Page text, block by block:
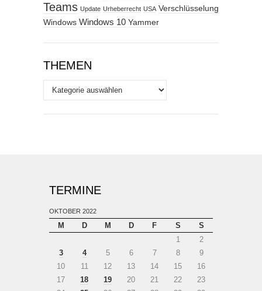
Teams Update Urheberrecht USA Verschlüsselung
Windows Windows 10 Yammer
THEMEN
Themen
TERMINE
OKTOBER 2022
M D M D F S
S
1
2
3
4 5 6 7 8
9
10
11 12 13 14 15
16
17
18 19 20 21 22
23